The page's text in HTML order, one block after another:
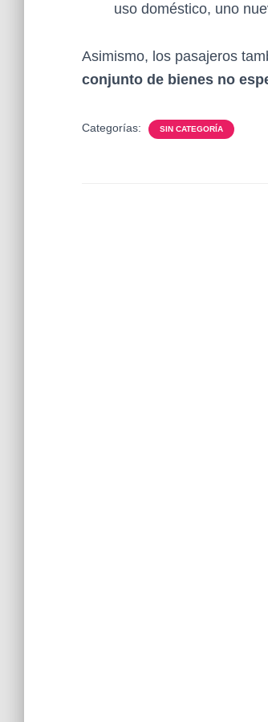
uso doméstico, uno
Asimismo, los pasajeros
conjunto de bienes no
Categorías: SIN CATEGORÍA